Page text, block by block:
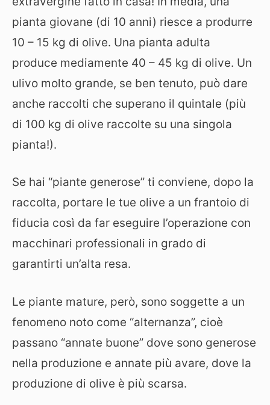
pianta giovane (di 10 anni) riesce a produrre
10 – 15 kg di olive. Una pianta adulta
produce mediamente 40 – 45 kg di olive. Un
ulivo molto grande, se ben tenuto, può dare
anche raccolti che superano il quintale (più
di 100 kg di olive raccolte su una singola
pianta!).
Se hai “piante generose” ti conviene, dopo la
raccolta, portare le tue olive a un frantoio di
fiducia così da far eseguire l’operazione con
macchinari professionali in grado di
garantirti un’alta resa.
Le piante mature, però, sono soggette a un
fenomeno noto come “alternanza”, cioè
passano “annate buone” dove sono generose
nella produzione e annate più avare, dove la
produzione di olive è più scarsa.